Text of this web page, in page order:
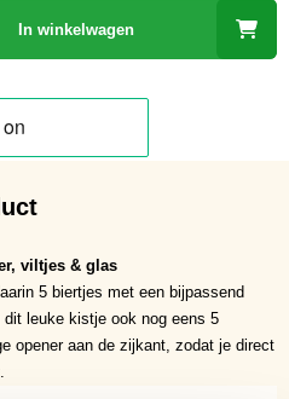
In winkelwagen
viltjes & glas
5 biertjes met een bijpassend
leuke kistje ook nog eens 5
opener aan de zijkant, zodat je direct